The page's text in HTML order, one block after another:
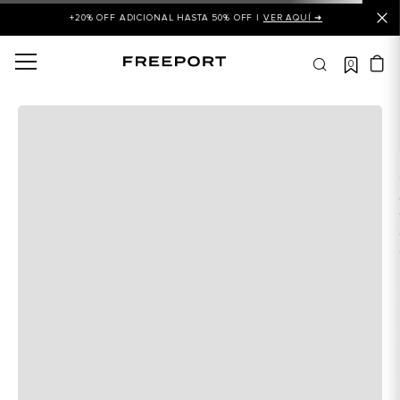
+20% OFF ADICIONAL HASTA 50% OFF | VER AQUÍ ➜
0